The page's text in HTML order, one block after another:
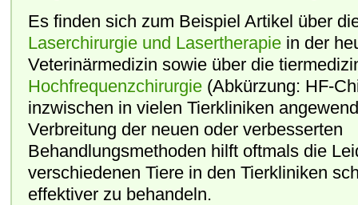
Es finden sich zum Beispiel Artikel über
Laserchirurgie und Lasertherapie in der
Veterinärmedizin sowie über die
Hochfrequenzchirurgie (Abkürzung: HF-
inzwischen in vielen Tierkliniken
Verbreitung der neuen oder verbesserten
Behandlungsmethoden hilft oftmals die
verschiedenen Tiere in den Tierkliniken
effektiver zu behandeln.